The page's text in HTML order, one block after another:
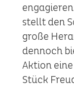
stellt den
große
dennoch
Aktion
Stück